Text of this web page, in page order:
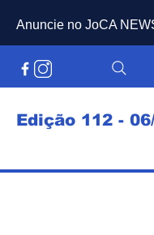
Anuncie no JoCA
Edição 112 -